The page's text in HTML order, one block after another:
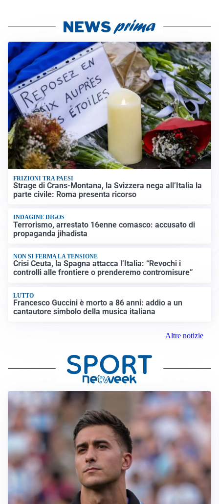
FRIZIONI TRA PAESI
Strage di Crans-Montana, la Svizzera nega all’Italia la
parte civile: Roma presenta ricorso
INDAGINE DIGOS
Terrorismo, arrestato 16enne comasco: accusato di
propaganda jihadista
NON SI FERMA LA TENSIONE
Crisi Ceuta, la Spagna attacca l’Italia: “Revochi i
controlli alle frontiere o prenderemo contromisure”
LUTTO
Francesco Guccini è morto a 86 anni: addio a un
cantautore simbolo della musica italiana
Altre notizie